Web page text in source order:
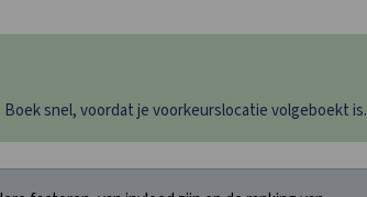
snel, voordat je voorkeurslocatie volgeboekt is.